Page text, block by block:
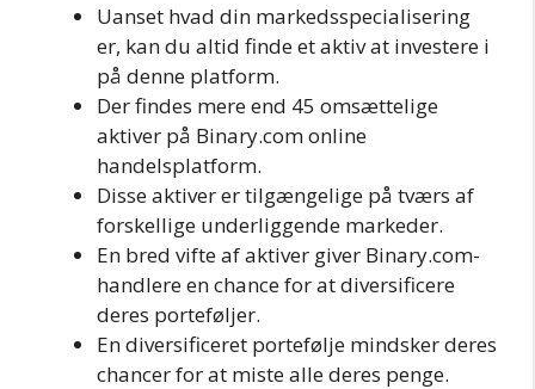
Uanset hvad din markedsspecialisering
er, kan du altid finde et aktiv at investere i
på denne platform.
Der findes mere end 45 omsættelige
aktiver på Binary.com online
handelsplatform.
Disse aktiver er tilgængelige på tværs af
forskellige underliggende markeder.
En bred vifte af aktiver giver Binary.com-
handlere en chance for at diversificere
deres porteføljer.
En diversificeret portefølje mindsker deres
chancer for at miste alle deres penge.